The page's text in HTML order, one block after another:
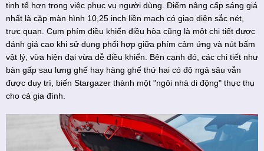
tinh tế hơn trong việc phục vụ người dùng. Điểm nâng cấp sáng giá
nhất là cặp màn hình 10,25 inch liền mạch có giao diện sắc nét,
trực quan. Cụm phím điều khiển điều hòa cũng là một chi tiết được
đánh giá cao khi sử dụng phối hợp giữa phím cảm ứng và nút bấm
vật lý, vừa hiện đại vừa dễ điều khiển. Bên cạnh đó, các chi tiết như
bàn gấp sau lưng ghế hay hàng ghế thứ hai có độ ngả sâu vẫn
được duy trì, biến Stargazer thành một "ngôi nhà di động" thực thụ
cho cả gia đình.